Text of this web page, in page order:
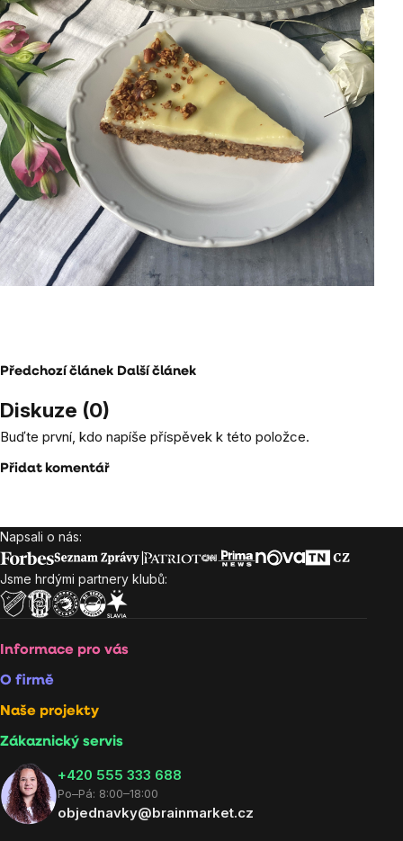
Předchozí článek Další článek
Diskuze (0)
Buďte první, kdo napíše příspěvek k této položce.
Přidat komentář
Zápatí
Napsali o nás:
Jsme hrdými partnery klubů:
Informace pro vás
O firmě
Naše projekty
Zákaznický servis
‭+420 555 333 688
Po–Pá: 8:00–18:00
objednavky@brainmarket.cz